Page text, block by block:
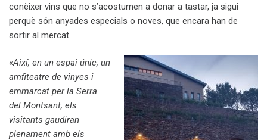
conèixer vins que no s’acostumen a donar a tastar, ja sigui
perquè són anyades especials o noves, que encara han de
sortir al mercat.
«Així, en un espai únic, un
amfiteatre de vinyes i
emmarcat per la Serra
del Montsant, els
visitants gaudiran
plenament amb els